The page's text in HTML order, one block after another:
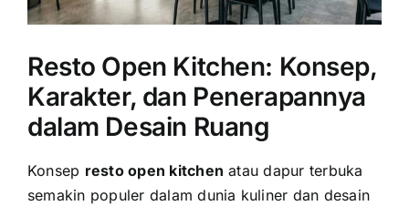
Resto Open Kitchen: Konsep,
Karakter, dan Penerapannya
dalam Desain Ruang
Konsep resto open kitchen atau dapur terbuka
semakin populer dalam dunia kuliner dan desain